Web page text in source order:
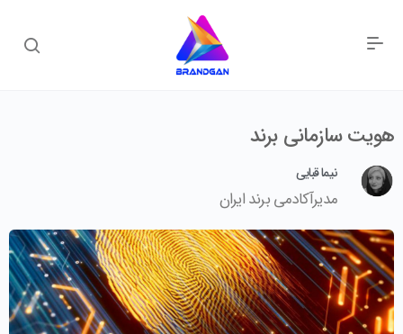
هویت سازمانی برند
نیما قبایی
مدیرآکادمی برند ایران